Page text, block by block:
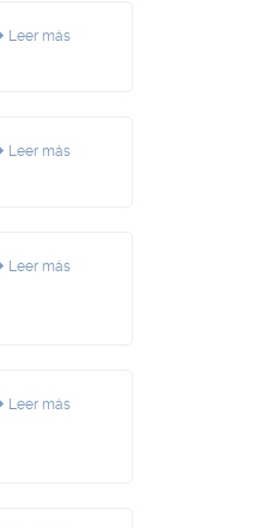
Leer más
Leer más
Leer más
Leer más